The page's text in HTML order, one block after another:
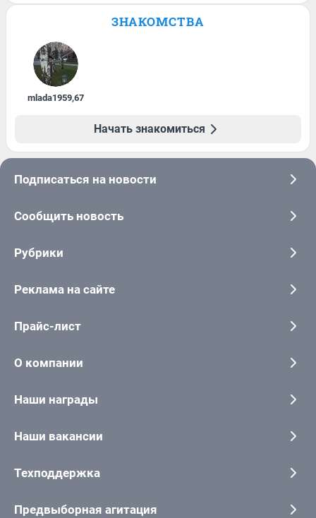
ЗНАКОМСТВА
mlada1959,67
Начать знакомиться
Подписаться на новости
Сообщить новость
Рубрики
Реклама на сайте
Прайс-лист
О компании
Наши награды
Наши вакансии
Техподдержка
Предвыборная агитация